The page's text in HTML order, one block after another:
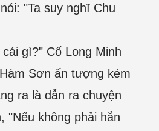
"Ta suy nghĩ Chu
gì?" Cố Long Minh
Sơn ấn tượng kém
ra là dẫn ra chuyện
"Nếu không phải hắn